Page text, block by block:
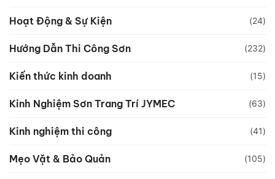
Hoạt Động & Sự Kiện (24)
Hướng Dẫn Thi Công Sơn (232)
Kiến thức kinh doanh (15)
Kinh Nghiệm Sơn Trang Trí JYMEC (63)
Kinh nghiệm thi công (41)
Mẹo Vặt & Bảo Quản (105)